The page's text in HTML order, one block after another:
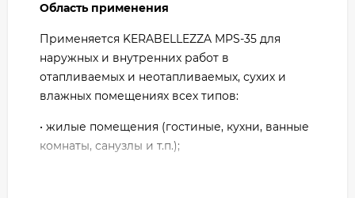
Область применения
Применяется KERABELLEZZA MPS-35 для
наружных и внутренних работ в
отапливаемых и неотапливаемых, сухих и
влажных помещениях всех типов:
• жилые помещения (гостиные, кухни, ванные
комнаты, санузлы и т.п.);